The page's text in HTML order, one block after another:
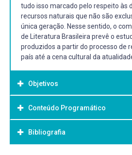
tudo isso marcado pelo respeito às
recursos naturais que não são
única geração. Nesse sentido, o
de Literatura Brasileira prevê o
produzidos a partir do processo de
país até a cena cultural da
Objetivos
Objetivo Geral:
Propiciar ao aluno a leitura e
literários, produzidos a partir do
Conteúdo Programático
a. Poéticas e contextos culturais
95
Bibliografia